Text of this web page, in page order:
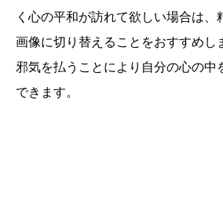
く心の平和が訪れて欲しい場合は、
画像に切り替えることをおすすめし
邪気を払うことにより自分の心の中
できます。